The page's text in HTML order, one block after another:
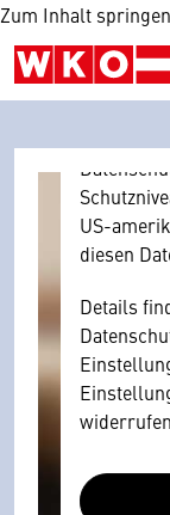
Zum Inhalt springen
Browser
Daten zu
mitunter
US-
diesen
Details